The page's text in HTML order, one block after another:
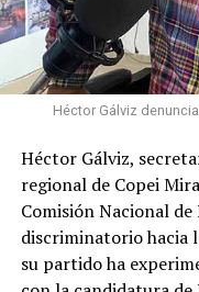
Héctor Gálviz
Héctor Gálviz,
regional de Copei
Comisión Nacional
discriminatorio hacia
su partido ha